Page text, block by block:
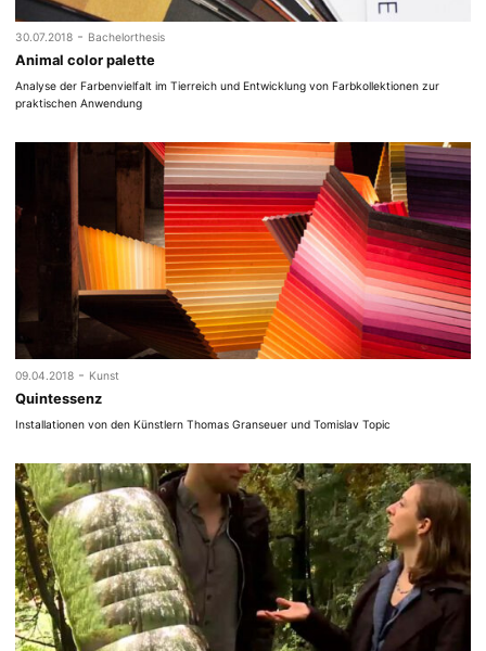
30.07.2018 - Bachelorthesis
Animal color palette
Analyse der Farbenvielfalt im Tierreich und Entwicklung von Farbkollektionen zur
praktischen Anwendung
09.04.2018 - Kunst
Quintessenz
Installationen von den Künstlern Thomas Granseuer und Tomislav Topic